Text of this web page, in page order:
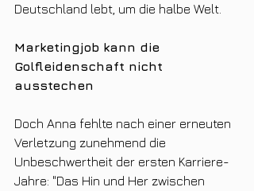
Deutschland lebt, um die halbe Welt.
Marketingjob kann die
Golfleidenschaft nicht
ausstechen
Doch Anna fehlte nach einer erneuten
Verletzung zunehmend die
Unbeschwertheit der ersten Karriere-
Jahre: "Das Hin und Her zwischen